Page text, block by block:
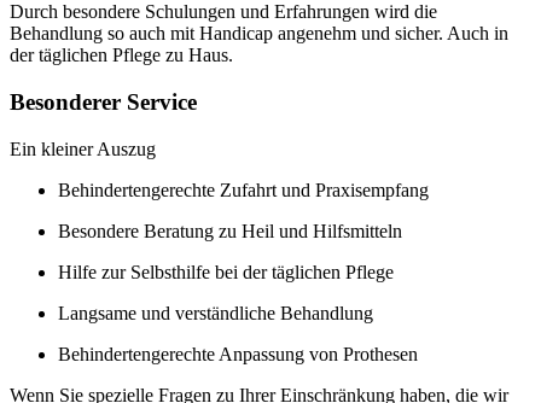
Durch besondere Schulungen und Erfahrungen wird die
Behandlung so auch mit Handicap angenehm und sicher. Auch in
der täglichen Pflege zu Haus.
Besonderer Service
Ein kleiner Auszug
Behindertengerechte Zufahrt und Praxisempfang
Besondere Beratung zu Heil und Hilfsmitteln
Hilfe zur Selbsthilfe bei der täglichen Pflege
Langsame und verständliche Behandlung
Behindertengerechte Anpassung von Prothesen
Wenn Sie spezielle Fragen zu Ihrer Einschränkung haben, die wir